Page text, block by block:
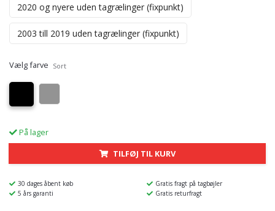
2020 og nyere uden tagrælinger (fixpunkt)
2003 till 2019 uden tagrælinger (fixpunkt)
Vælg farve Sort
På lager
TILFØJ TIL KURV
30 dages åbent køb
Gratis fragt på tagbøjler
5 års garanti
Gratis returfragt